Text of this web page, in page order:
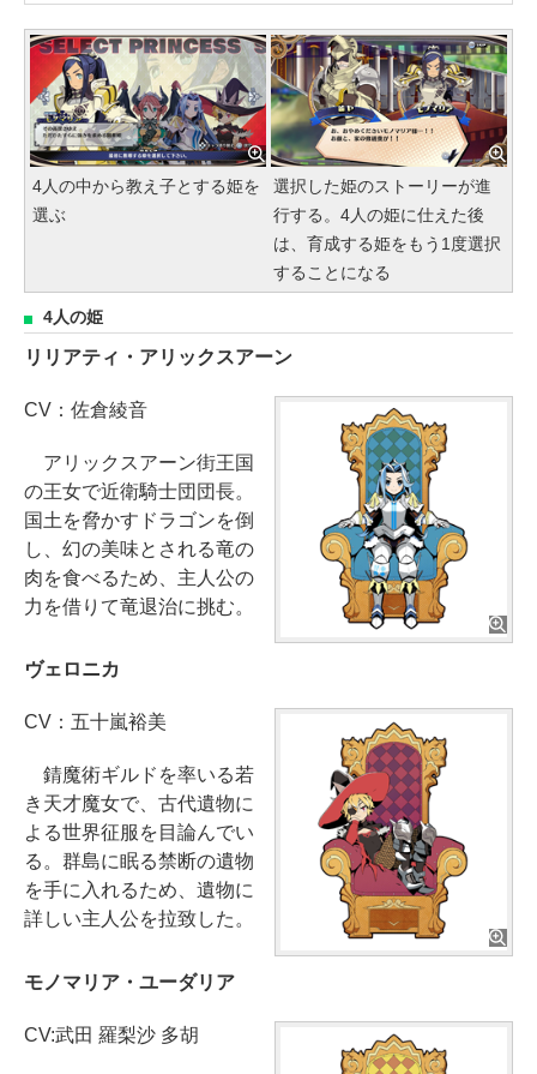
4人の中から教え子とする姫を
選ぶ
選択した姫のストーリーが進
行する。4人の姫に仕えた後
は、育成する姫をもう1度選択
することになる
4人の姫
リリアティ・アリックスアーン
CV：佐倉綾音
アリックスアーン街王国
の王女で近衛騎士団団長。
国土を脅かすドラゴンを倒
し、幻の美味とされる竜の
肉を食べるため、主人公の
力を借りて竜退治に挑む。
ヴェロニカ
CV：五十嵐裕美
錆魔術ギルドを率いる若
き天才魔女で、古代遺物に
よる世界征服を目論んでい
る。群島に眠る禁断の遺物
を手に入れるため、遺物に
詳しい主人公を拉致した。
モノマリア・ユーダリア
CV:武田 羅梨沙 多胡